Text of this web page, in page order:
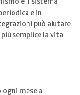
e in
può aiutare
semplice la vita
mese a